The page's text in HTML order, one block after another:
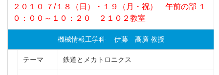
２０１０ ７/１８（日）・１９（月・祝） 午前の部 １
０：００～１０：２０ ２１０２教室
機械情報工学科 伊藤 高廣 教授
テーマ 鉄道とメカトロニクス